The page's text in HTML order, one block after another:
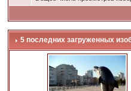
5 последних загруженных